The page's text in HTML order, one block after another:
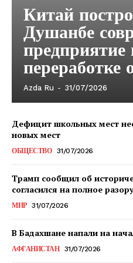
Китай
Душанбе
предприятие
переработке
Azda Ru - 31/07/2026
Дефицит школьных мест
новых мест
ОБЩЕСТВО 31/07/2026
Трамп сообщил об
согласился на полное
МИР 31/07/2026
В Бадахшане напали на
АФГАНИСТАН 31/07/2026